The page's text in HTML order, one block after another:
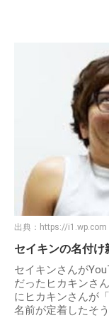
出典： https://i1.wp.com
セイキンの名付け
セイキンさんが
だったヒカキンさ
にヒカキンさんが
名前が定着したそう